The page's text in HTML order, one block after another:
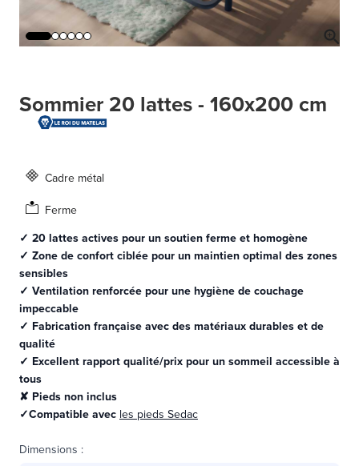
Sommier 20 lattes - 160x200 cm
Cadre métal
Ferme
✓ 20 lattes actives pour un soutien ferme et homogène
✓ Zone de confort ciblée pour un maintien optimal des zones
sensibles
✓ Ventilation renforcée pour une hygiène de couchage
impeccable
✓ Fabrication française avec des matériaux durables et de
qualité
✓ Excellent rapport qualité/prix pour un sommeil accessible à
tous
✘ Pieds non inclus
✓Compatible avec les pieds Sedac
Dimensions :